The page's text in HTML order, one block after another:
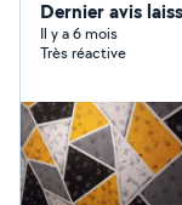
ménagère. Aide à domicile. Aide aux personnes âgées .
Peinture des bâtiments. Tapisserie. Préparation de
commandes. Emballage. Peintre des œuvre d'art et
mur. Je suis quelqu'un de polyvalent et accueillante et
actif et respectueuse. Et j'aime bien mon
que je
Dernier avis
Il y a 6 mois
Très réactive